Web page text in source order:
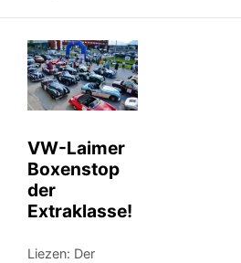
VW-Laimer
Boxenstop
der
Extraklasse!
Liezen: Der